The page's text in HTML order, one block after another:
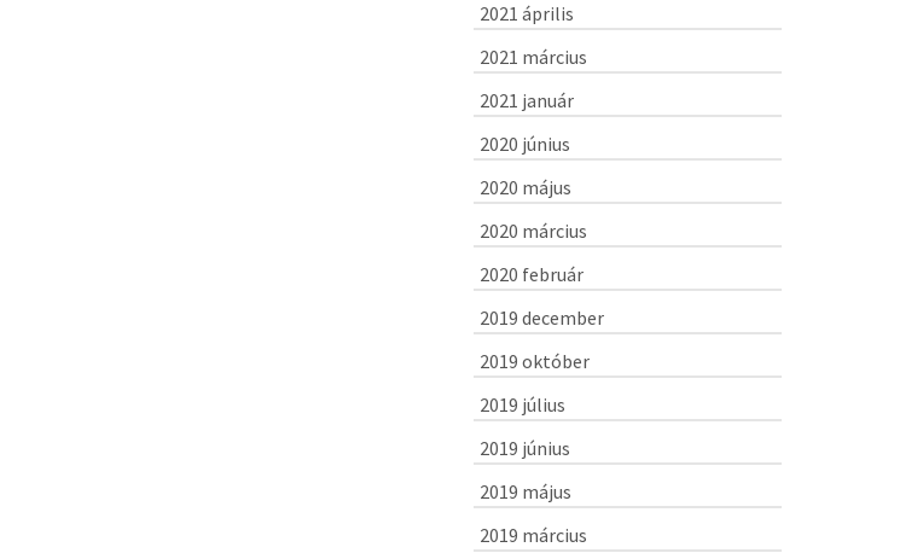
2021 április
2021 március
2021 január
2020 június
2020 május
2020 március
2020 február
2019 december
2019 október
2019 július
2019 június
2019 május
2019 március